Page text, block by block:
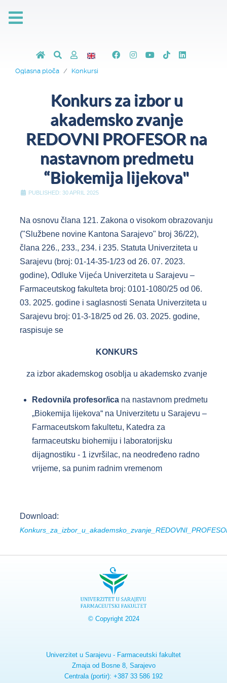
Oglasna ploča Konkursi
Konkurs za izbor u
akademsko zvanje
REDOVNI PROFESOR na
nastavnom predmetu
“Biokemija lijekova"
PUBLISHED: 30 APRIL 2025
Na osnovu člana 121. Zakona o visokom obrazovanju
("Službene novine Kantona Sarajevo" broj 36/22),
člana 226., 233., 234. i 235. Statuta Univerziteta u
Sarajevu (broj: 01-14-35-1/23 od 26. 07. 2023.
godine), Odluke Vijeća Univerziteta u Sarajevu –
Farmaceutskog fakulteta broj: 0101-1080/25 od 06.
03. 2025. godine i saglasnosti Senata Univerziteta u
Sarajevu broj: 01-3-18/25 od 26. 03. 2025. godine,
raspisuje se
KONKURS
za izbor akademskog osoblja u akademsko zvanje
Redovni/a profesor/ica na nastavnom predmetu
„Biokemija lijekova“ na Univerzitetu u Sarajevu –
Farmaceutskom fakultetu, Katedra za
farmaceutsku biohemiju i laboratorijsku
dijagnostiku - 1 izvršilac, na neodređeno radno
vrijeme, sa punim radnim vremenom
Download:
© Copyright 2024
Univerzitet u Sarajevu - Farmaceutski fakultet
Zmaja od Bosne 8, Sarajevo
Centrala (portir): +387 33 586 192